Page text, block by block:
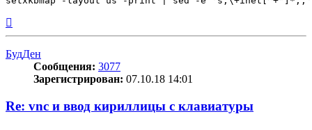
к
БудДен
Сообщения: 3077
Зарегистрирован: 07.10.18 14:01
Re: vnc и ввод кириллицы с клавиатуры